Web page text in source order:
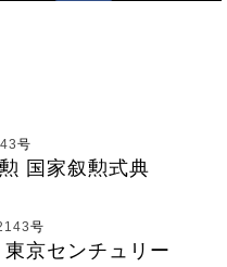
号
国家叙勲式典
号
京センチュリー